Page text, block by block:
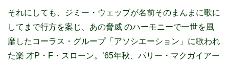
それにしても、ジミー・ウェッブが名前そのまんまに歌に
してまで行方を案じ、あの脅威 のハーモニーで一世を風
靡したコーラス・グループ「アソシエーション」に歌われ
た楽 才P・F・スローン。’65年秋、パリー・マクガイアー